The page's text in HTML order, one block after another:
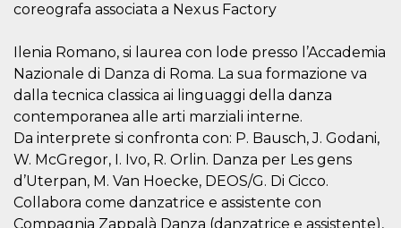
coreografa associata a Nexus Factory
Ilenia Romano, si laurea con lode presso l’Accademia
Nazionale di Danza di Roma. La sua formazione va
dalla tecnica classica ai linguaggi della danza
contemporanea alle arti marziali interne.
Da interprete si confronta con: P. Bausch, J. Godani,
W. McGregor, I. Ivo, R. Orlin. Danza per Les gens
d’Uterpan, M. Van Hoecke, DEOS/G. Di Cicco.
Collabora come danzatrice e assistente con
Compagnia Zappalà Danza (danzatrice e assistente),
los servicios de
de pagos,
facilitando el
almacenamiento
en el navegador
para hacer que
las páginas se
carguen más
rápido.
CookieScriptConsent
CookieScript
oooh.events
4 semanas 2
días
Cookie-